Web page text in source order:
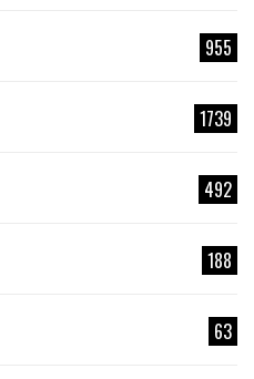
955
1739
492
188
63